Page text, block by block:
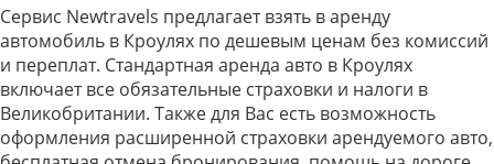
Сервис Newtravels предлагает взять в аренду
автомобиль в Кроулях по дешевым ценам без комиссий
и переплат. Стандартная аренда авто в Кроулях
включает все обязательные страховки и налоги в
Великобритании. Также для Вас есть возможность
оформления расширенной страховки арендуемого авто,